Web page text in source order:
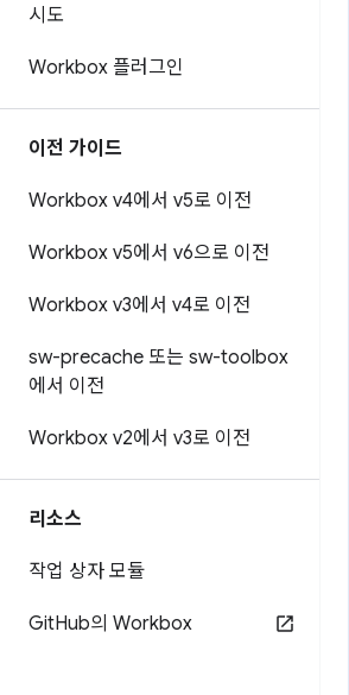
시도
Workbox 플러그인
이전 가이드
Workbox v4에서 v5로 이전
Workbox v5에서 v6으로 이전
Workbox v3에서 v4로 이전
sw-precache 또는 sw-toolbox
에서 이전
Workbox v2에서 v3로 이전
리소스
작업 상자 모듈
GitHub의 Workbox